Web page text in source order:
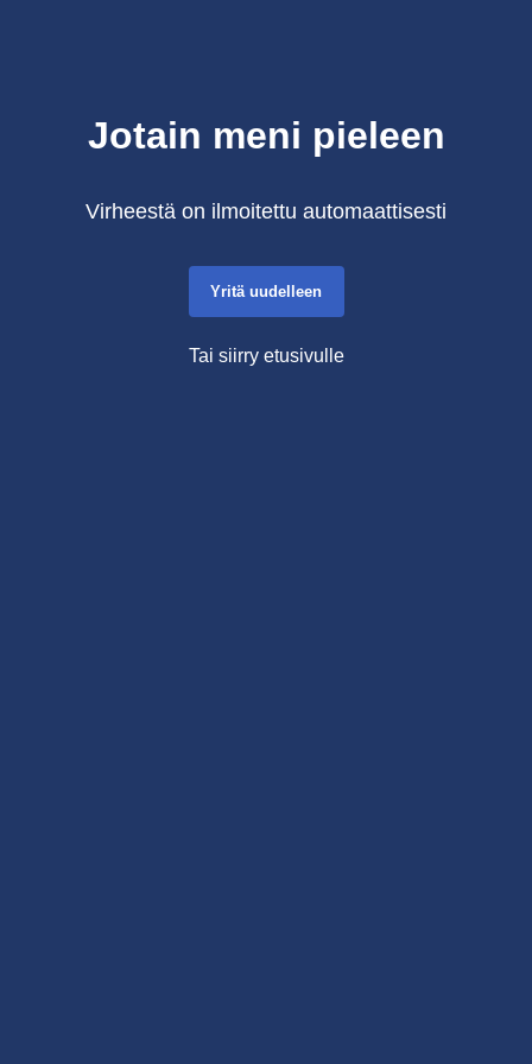
Jotain meni pieleen
Virheestä on ilmoitettu automaattisesti
Yritä uudelleen
Tai siirry etusivulle